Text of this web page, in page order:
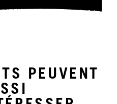
PEUVENT